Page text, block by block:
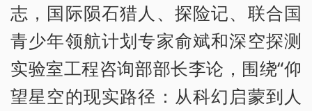
志，国际陨石猎人、探险记、联合国
青少年领航计划专家俞斌和深空探测
实验室工程咨询部部长李论，围绕“仰
望星空的现实路径：从科幻启蒙到人